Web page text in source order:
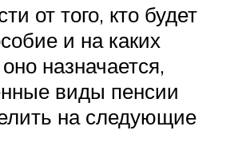
от того, кто будет
и на каких
назначается,
виды пенсии
на следующие